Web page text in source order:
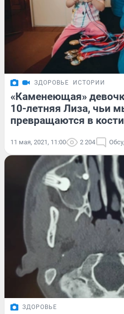
ЗДОРОВЬЕ ИСТОРИИ
«Каменеющая»
10-летняя Лиза, чьи
превращаются в кости
11 мая, 2021, 11:00 2 204
ЗДОРОВЬЕ